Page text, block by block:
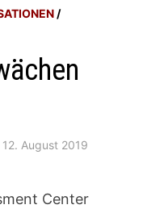
/
12. August 2019
Center